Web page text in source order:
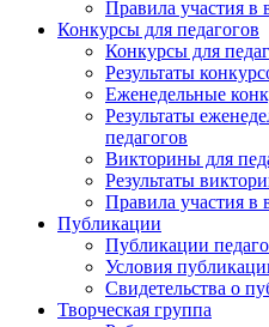
Правила участия в
Конкурсы для педагогов
Конкурсы для
Результаты
Еженедельные
Результаты
педагогов
Викторины для
Результаты
Правила участия в
Публикации
Публикации
Условия
Свидетельства о
Творческая группа